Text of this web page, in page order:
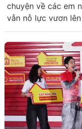
chuyện về các em
vẫn nỗ lực vươn